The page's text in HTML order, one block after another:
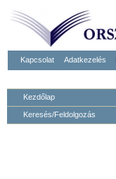
Kapcsolat Adatkezelés
Kezdőlap
Keresés/Feldolgozás